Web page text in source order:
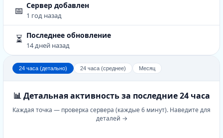
📅 Сервер добавлен
1 год назад
⏳ Последнее обновление
14 дней назад
24 часа (детально) 24 часа (среднее) Месяц
📊 Детальная активность за последние 24 часа
Каждая точка — проверка сервера (каждые 6 минут). Наведите для
деталей →